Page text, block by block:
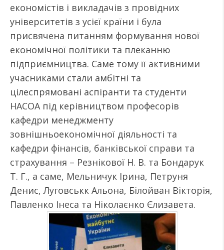
економістів і викладачів з провідних
університетів з усієї країни і була
присвячена питанням формування нової
економічної політики та плеканню
підприємництва. Саме тому її активними
учасниками стали амбітні та
цілеспрямовані аспіранти та студенти
НАСОА під керівництвом професорів
кафедри менеджменту
зовнішньоекономічної діяльності та
кафедри фінансів, банківської справи та
страхування – Резнікової Н. В. та Бондарук
Т. Г., а саме, Мельничук Ірина, Петруня
Денис, Луговськк Альона, Білойван Вікторія,
Павленко Інеса та Ніколаєнко Єлизавета.